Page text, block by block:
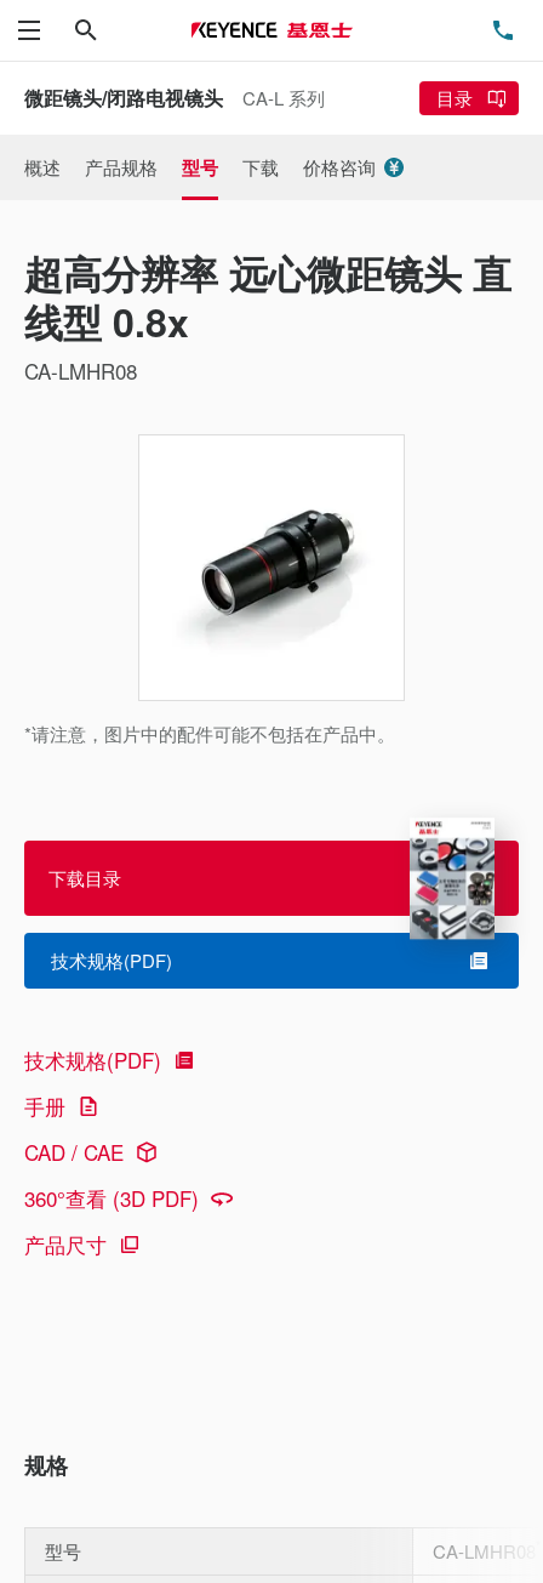
菜单
微距镜头/闭路电视镜头 CA-L 系列 目录
概述 产品规格 型号 下载 价格咨询
超高分辨率 远心微距镜头 直
线型 0.8x
CA-LMHR08
*请注意，图片中的配件可能不包括在产品中。
下载目录
技术规格(PDF)
技术规格(PDF)
手册
CAD / CAE
360°查看 (3D PDF)
产品尺寸
规格
型号 CA-LMHR08